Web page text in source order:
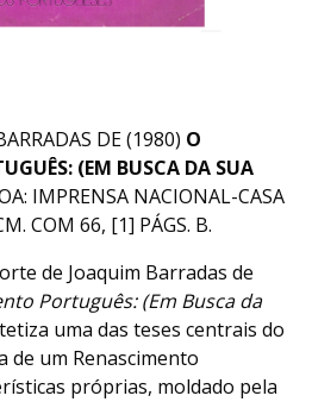
DE (1980) O
(EM BUSCA DA SUA
IMPRENSA NACIONAL-CASA
COM 66, [1] PÁGS. B.
de Joaquim Barradas de
Português: (Em Busca da
uma das teses centrais do
de um Renascimento
próprias, moldado pela